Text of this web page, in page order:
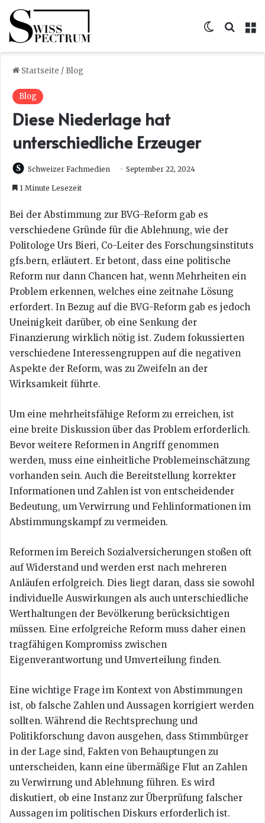
Skin
Startseite / Blog
Blog
Diese Niederlage hat
unterschiedliche Erzeuger
Schweizer Fachmedien September 22, 2024
1 Minute Lesezeit
Bei der Abstimmung zur BVG-Reform gab es
verschiedene Gründe für die Ablehnung, wie der
Politologe Urs Bieri, Co-Leiter des Forschungsinstituts
gfs.bern, erläutert. Er betont, dass eine politische
Reform nur dann Chancen hat, wenn Mehrheiten ein
Problem erkennen, welches eine zeitnahe Lösung
erfordert. In Bezug auf die BVG-Reform gab es jedoch
Uneinigkeit darüber, ob eine Senkung der
Finanzierung wirklich nötig ist. Zudem fokussierten
verschiedene Interessengruppen auf die negativen
Aspekte der Reform, was zu Zweifeln an der
Wirksamkeit führte.
Um eine mehrheitsfähige Reform zu erreichen, ist
eine breite Diskussion über das Problem erforderlich.
Bevor weitere Reformen in Angriff genommen
werden, muss eine einheitliche Problemeinschätzung
vorhanden sein. Auch die Bereitstellung korrekter
Informationen und Zahlen ist von entscheidender
Bedeutung, um Verwirrung und Fehlinformationen im
Abstimmungskampf zu vermeiden.
Reformen im Bereich Sozialversicherungen stoßen oft
auf Widerstand und werden erst nach mehreren
Anläufen erfolgreich. Dies liegt daran, dass sie sowohl
individuelle Auswirkungen als auch unterschiedliche
Werthaltungen der Bevölkerung berücksichtigen
müssen. Eine erfolgreiche Reform muss daher einen
tragfähigen Kompromiss zwischen
Eigenverantwortung und Umverteilung finden.
Eine wichtige Frage im Kontext von Abstimmungen
ist, ob falsche Zahlen und Aussagen korrigiert werden
sollten. Während die Rechtsprechung und
Politikforschung davon ausgehen, dass Stimmbürger
in der Lage sind, Fakten von Behauptungen zu
unterscheiden, kann eine übermäßige Flut an Zahlen
zu Verwirrung und Ablehnung führen. Es wird
diskutiert, ob eine Instanz zur Überprüfung falscher
Aussagen im politischen Diskurs erforderlich ist.